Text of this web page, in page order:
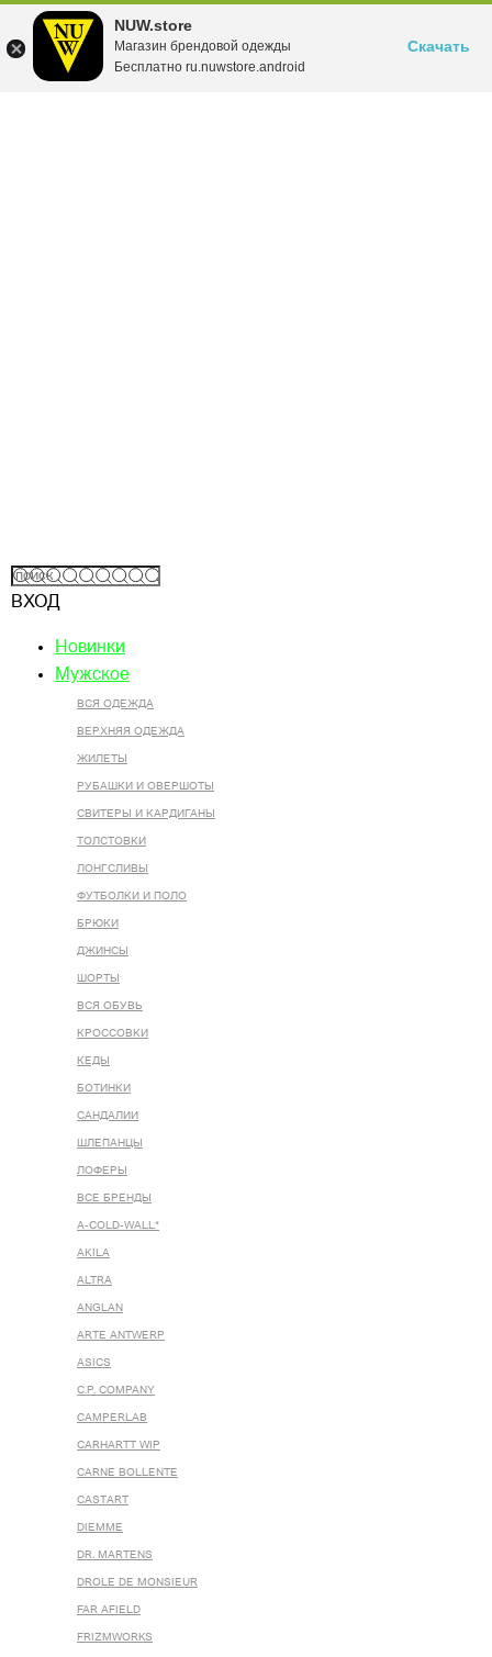
NUW.store
Магазин брендовой одежды
Бесплатно ru.nuwstore.android
Скачать
ВХОД
Новинки
Мужское
ВСЯ ОДЕЖДА
ВЕРХНЯЯ ОДЕЖДА
ЖИЛЕТЫ
РУБАШКИ И ОВЕРШОТЫ
СВИТЕРЫ И КАРДИГАНЫ
ТОЛСТОВКИ
ЛОНГСЛИВЫ
ФУТБОЛКИ И ПОЛО
БРЮКИ
ДЖИНСЫ
ШОРТЫ
ВСЯ ОБУВЬ
КРОССОВКИ
КЕДЫ
БОТИНКИ
САНДАЛИИ
ШЛЕПАНЦЫ
ЛОФЕРЫ
ВСЕ БРЕНДЫ
A-COLD-WALL*
AKILA
ALTRA
ANGLAN
ARTE ANTWERP
ASICS
C.P. COMPANY
CAMPERLAB
CARHARTT WIP
CARNE BOLLENTE
CASTART
DIEMME
DR. MARTENS
DROLE DE MONSIEUR
FAR AFIELD
FRIZMWORKS